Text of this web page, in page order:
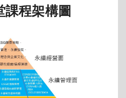
課程架構圖